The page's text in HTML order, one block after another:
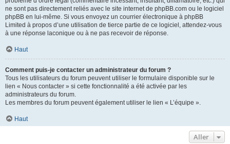
ne sont pas directement reliés avec le site internet de phpBB.com ou le logiciel
phpBB en lui-même. Si vous envoyez un courrier électronique à phpBB
Limited à propos d’une utilisation de tierce partie de ce logiciel, attendez-vous
à une réponse laconique ou à ne pas recevoir de réponse.
Haut
Comment puis-je contacter un administrateur du forum ?
Tous les utilisateurs du forum peuvent utiliser le formulaire disponible sur le
lien « Nous contacter » si cette fonctionnalité a été activée par les
administrateurs du forum.
Les membres du forum peuvent également utiliser le lien « L’équipe ».
Haut
Aller